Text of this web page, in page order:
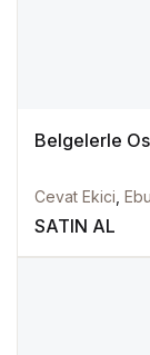
Belgelerle
Cevat Ekici
SATIN AL